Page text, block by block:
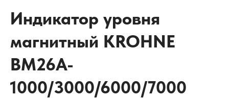
Индикатор уровня
магнитный KROHNE
BM26A-
1000/3000/6000/7000